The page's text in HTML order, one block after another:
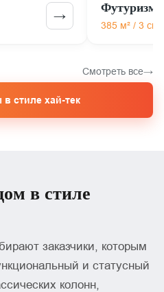
→
Футуризм
385 м² / 3
Смотреть все
в стиле хай-тек
в стиле
заказчики, которым
и статусный
колонн,